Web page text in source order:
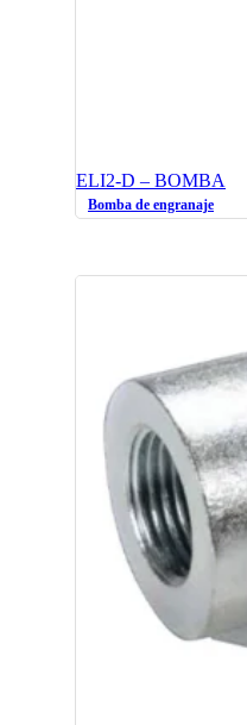
ELI2-D – BOMBA
Bomba de engranaje